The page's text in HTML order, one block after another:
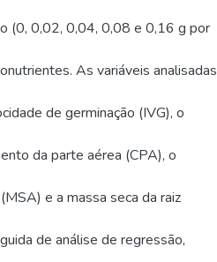
(0, 0,02, 0,04, 0,08 e 0,16 g por
As variáveis analisadas
de germinação (IVG), o
da parte aérea (CPA), o
e a massa seca da raiz
de análise de regressão,